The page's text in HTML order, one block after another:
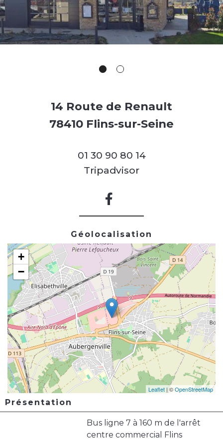
14 Route de Renault
78410 Flins-sur-Seine
01 30 90 80 14
Tripadvisor
Géolocalisation
+
−
Leaflet | ©OpenStreetMap
Présentation
Bus ligne 7 à 160 m de l'arrêt
centre commercial Flins